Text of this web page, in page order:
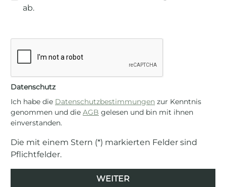
ab.
Datenschutz
Ich habe die Datenschutzbestimmungen zur Kenntnis
genommen und die AGB gelesen und bin mit ihnen
einverstanden.
Die mit einem Stern (*) markierten Felder sind
Pflichtfelder.
WEITER